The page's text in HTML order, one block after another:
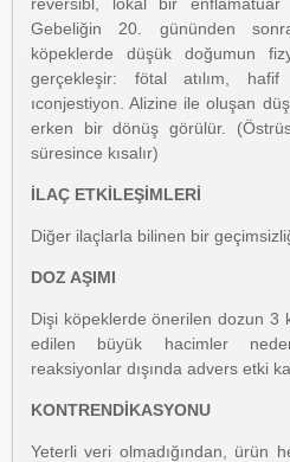
Gebeliğin 20. gününden
köpeklerde düşük doğumun
gerçekleşir: fötal atılım,
ıconjestiyon. Alizine ile oluşan
erken bir dönüş görülür.
süresince kısalır)
İLAÇ ETKİLEŞİMLERİ
Diğer ilaçlarla bilinen bir
DOZ AŞIMI
Dişi köpeklerde önerilen dozun 3
edilen büyük hacimler
reaksiyonlar dışında advers etki
KONTRENDİKASYONU
Yeterli veri olmadığından, ürün